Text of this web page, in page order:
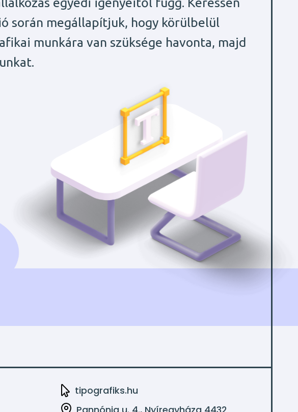
során megállapítjuk, hogy körülbelül
munkára van szüksége havonta, majd
tipografiks.hu